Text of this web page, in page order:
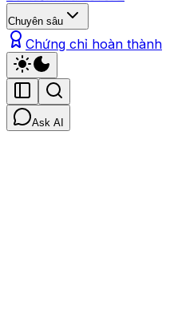
Chuyên sâu
Chứng chỉ hoàn thành
Ask AI